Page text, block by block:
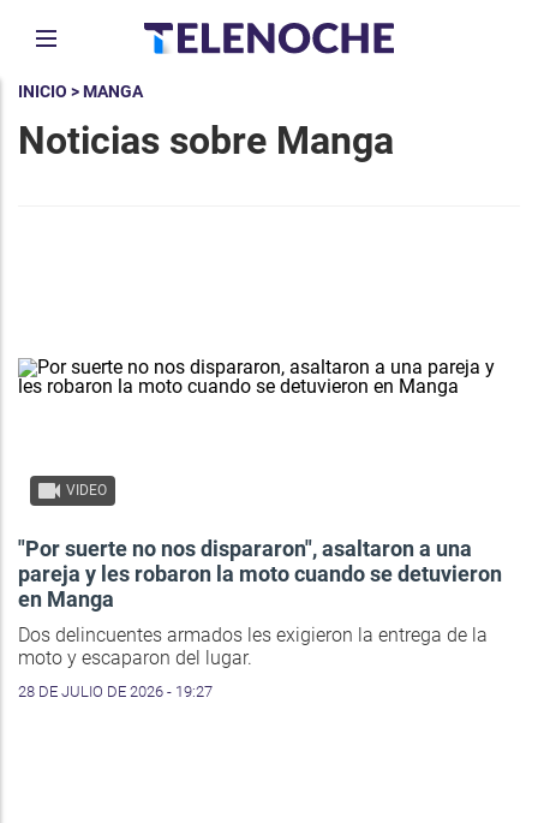
INICIO > MANGA
Noticias sobre Manga
VIDEO
"Por suerte no nos dispararon", asaltaron a una
pareja y les robaron la moto cuando se detuvieron
en Manga
Dos delincuentes armados les exigieron la entrega de la
moto y escaparon del lugar.
28 DE JULIO DE 2026 - 19:27